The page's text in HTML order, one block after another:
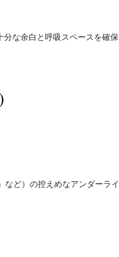
な余白と呼吸スペースを確保
ど）の控えめなアンダーライ